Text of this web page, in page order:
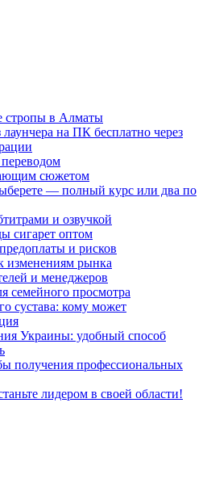
стропы в Алматы
лаунчера на ПК бесплатно через
сюжетом
— полный курс или два по
и озвучкой
сигарет оптом
и рисков
изменениям рынка
и менеджеров
семейного просмотра
сустава: кому может
Украины: удобный способ
получения профессиональных
лидером в своей области!